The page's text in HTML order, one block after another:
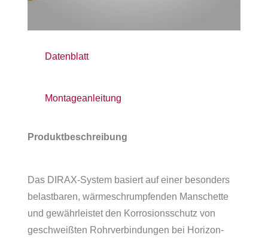
Datenblatt
Montageanleitung
Produkt­be­schrei­bung
Das DIRAX-System basiert auf einer beson­ders
belast­ba­ren, wärme­schrump­fen­den Manschette
und gewähr­leis­tet den Korro­si­ons­schutz von
geschweiß­ten Rohr­ver­bin­dun­gen bei Hori­zon­